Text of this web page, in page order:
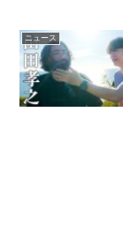
ニュース